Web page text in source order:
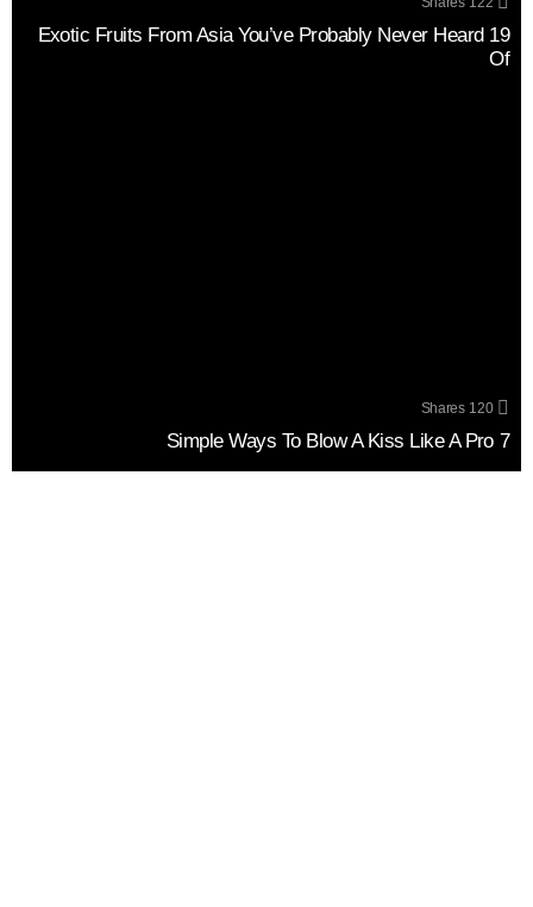
19 Exotic Fruits From Asia You’ve Probably Never Heard
Of
120
Shares
7 Simple Ways To Blow A Kiss Like A Pro